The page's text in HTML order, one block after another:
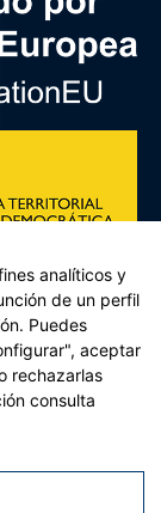
– Financiado por
(UE)
de 12 de febrero
analíticos y
de un perfil
Puedes
aceptar
rechazarlas
consulta